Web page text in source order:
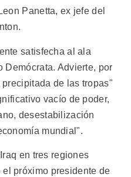
Panetta, ex jefe del
satisfecha al ala
Demócrata. Advierte, por
de las tropas"
vacío de poder,
desestabilización
mundial".
en tres regiones
próximo presidente de